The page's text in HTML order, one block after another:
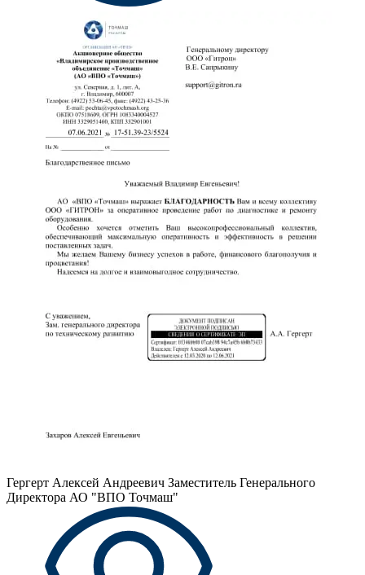
Гергерт Алексей Андреевич Заместитель Генерального
Директора АО "ВПО Точмаш"